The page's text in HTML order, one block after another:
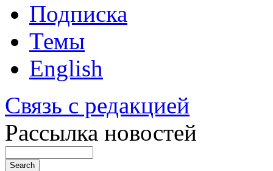
Подписка
Темы
English
Связь с редакцией
Рассылка новостей